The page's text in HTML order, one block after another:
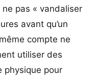
pas « vandaliser
avant qu’un
compte ne
utiliser des
physique pour